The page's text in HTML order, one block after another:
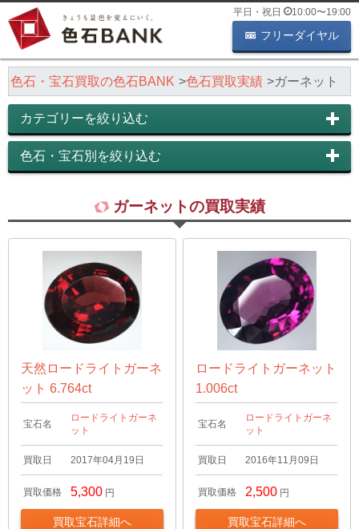
平日・祝日 10:00〜19:00
フリーダイヤル
色石・宝石買取の色石BANK 色石買取実績 ガーネット
カテゴリーを絞り込む
色石・宝石別を絞り込む
ガーネットの買取実績
天然ロードライトガーネ
ット 6.764ct
宝石名
ロードライトガーネ
ット
買取日 2017年04月19日
買取価格 5,300 円
買取宝石詳細へ
ロードライトガーネット
1.006ct
宝石名
ロードライトガーネ
ット
買取日 2016年11月09日
買取価格 2,500 円
買取宝石詳細へ